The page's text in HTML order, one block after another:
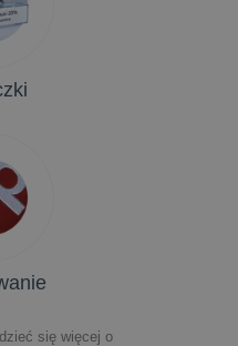
się więcej o